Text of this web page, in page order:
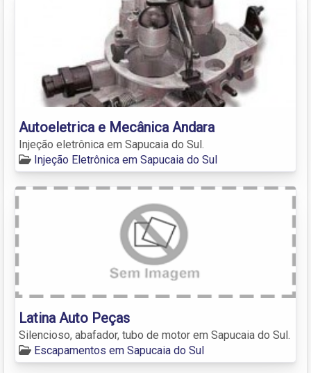
Autoeletrica e Mecânica Andara
Injeção eletrônica em Sapucaia do Sul.
Injeção Eletrônica em Sapucaia do Sul
Latina Auto Peças
Silencioso, abafador, tubo de motor em Sapucaia do Sul.
Escapamentos em Sapucaia do Sul